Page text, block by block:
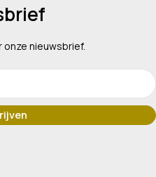
nieuwsbrief.